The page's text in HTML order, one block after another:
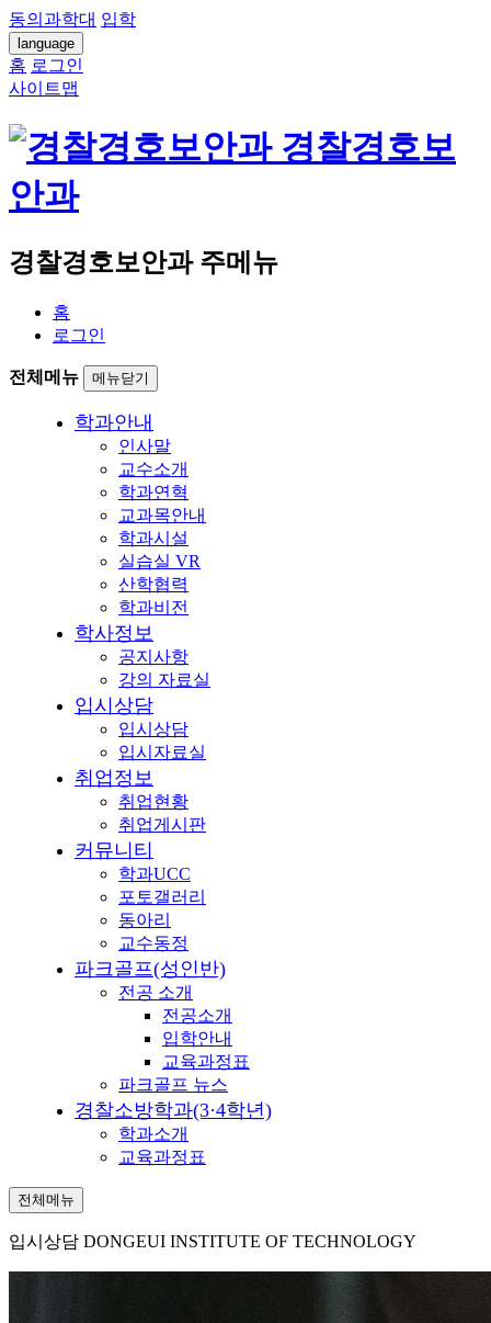
동의과학대 입학
language
홈 로그인
사이트맵
경찰경호보
안과
경찰경호보안과 주메뉴
홈
로그인
전체메뉴 메뉴닫기
학과안내
인사말
교수소개
학과연혁
교과목안내
학과시설
실습실 VR
산학협력
학과비전
학사정보
공지사항
강의 자료실
입시상담
입시상담
입시자료실
취업정보
취업현황
취업게시판
커뮤니티
학과UCC
포토갤러리
동아리
교수동정
파크골프(성인반)
전공 소개
전공소개
입학안내
교육과정표
파크골프 뉴스
경찰소방학과(3·4학년)
학과소개
교육과정표
전체메뉴
입시상담 DONGEUI INSTITUTE OF TECHNOLOGY